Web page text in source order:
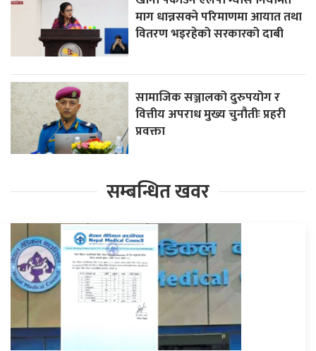
माग धान्नसक्ने परिमाणमा आयात तथा
वितरण भइरहेको सरकारको दाबी
सामाजिक सञ्जालको दुरुपयोग र
वित्तीय अपराध मुख्य चुनौतीः प्रहरी
प्रवक्ता
सम्बन्धित खवर